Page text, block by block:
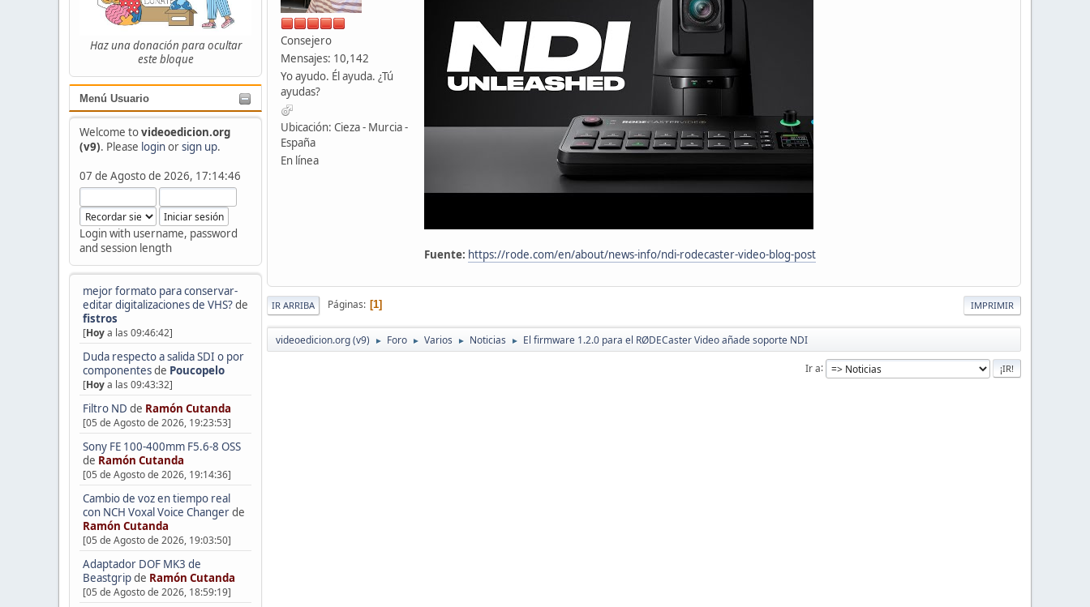
Haz una donación para ocultar
este bloque
Menú Usuario
Welcome tovideoedicion.org
(v9). Please loginorsign up.
07 de Agosto de 2026, 17:14:46
Login with username, password
and session length
mejor formato para conservar-
editar digitalizaciones de VHS?de
fistros
[Hoya las 09:46:42]
Duda respecto a salida SDI o por
componentesde Poucopelo
[Hoya las 09:43:32]
Filtro ND de Ramón Cutanda
[05 de Agosto de 2026, 19:23:53]
Sony FE 100-400mm F5.6-8 OSS
de Ramón Cutanda
[05 de Agosto de 2026, 19:14:36]
Cambio de voz en tiempo real
con NCH Voxal Voice Changerde
Ramón Cutanda
[05 de Agosto de 2026, 19:03:50]
Adaptador DOF MK3 de
Beastgripde Ramón Cutanda
[05 de Agosto de 2026, 18:59:19]
Consejero
Mensajes: 10,142
Yo ayudo. Él ayuda. ¿Tú
ayudas?
Ubicación: Cieza - Murcia -
España
En línea
Fuente: https://rode.com/en/about/news-info/ndi-rodecaster-video-blog-post
IMPRIMIR
IR ARRIBA Páginas 1
videoedicion.org (v9) ► Foro ► Varios ► Noticias ► El firmware 1.2.0 para el RØDECaster Video añade soporte NDI
Ir a